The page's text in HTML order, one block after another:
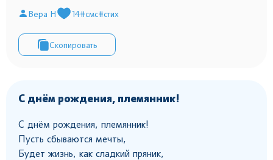
Вера Н 14#смс#стих
Скопировать
С днём рождения, племянник!
С днём рождения, племянник!
Пусть сбываются мечты,
Будет жизнь, как сладкий пряник,